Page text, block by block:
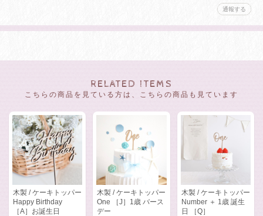
通報する
RELATED ITEMS
こちらの商品を見ている方は、こちらの商品も見ています
木製 / ケーキトッパー
Happy Birthday
［A］お誕生日
木製 / ケーキトッパー
One ［J］1歳 バース
デー
木製 / ケーキトッパー
Number ＋ 1歳 誕生
日 ［Q］